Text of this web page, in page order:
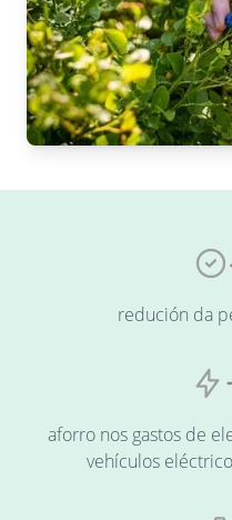
redución da
aforro nos gastos de
vehículos